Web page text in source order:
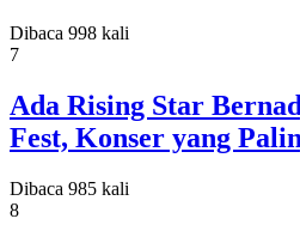
Dibaca 998 kali
7
Ada Rising Star
Fest, Konser yang
Dibaca 985 kali
8